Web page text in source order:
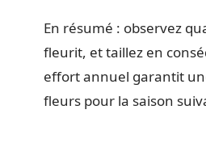
En résumé : observez
fleurit, et taillez en
effort annuel garantit
fleurs pour la saison